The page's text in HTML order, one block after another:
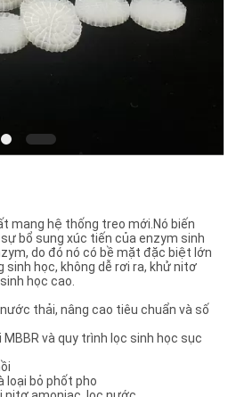
mang hệ thống treo mới.Nó biến
bổ sung xúc tiến của enzym sinh
do đó nó có bề mặt đặc biệt lớn
sinh học, không dễ rơi ra, khử nitơ
học cao.
thải, nâng cao tiêu chuẩn và số
và quy trình lọc sinh học sục
loại bỏ phốt pho